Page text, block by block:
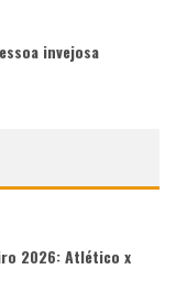
invejosa
2026: Atlético x